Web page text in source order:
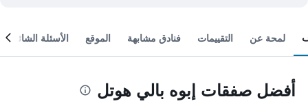
لمحة عن التقييمات فنادق مشابهة الموقع الأسئلة الشائعة
أفضل صفقات إبوه بالي هوتل